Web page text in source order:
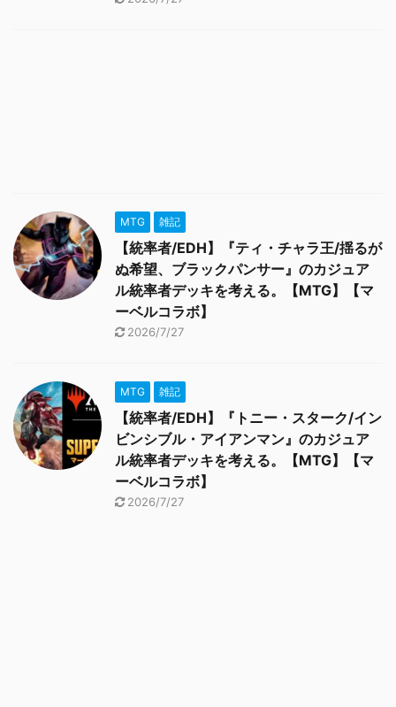
MTG 雑記
【統率者/EDH】『ティ・チャラ王/揺るが
ぬ希望、ブラックパンサー』のカジュア
ル統率者デッキを考える。【MTG】【マ
ーベルコラボ】
2026/7/27
MTG 雑記
【統率者/EDH】『トニー・スターク/イン
ビンシブル・アイアンマン』のカジュア
ル統率者デッキを考える。【MTG】【マ
ーベルコラボ】
2026/7/27